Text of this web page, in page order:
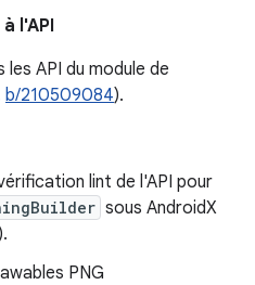
l'API
API du module de
b/210509084).
lint de l'API pour
sous AndroidX
).
PNG